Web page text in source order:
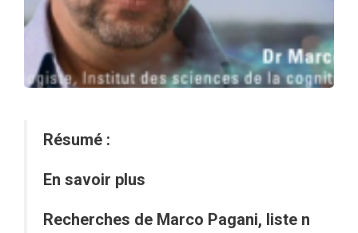
Résumé :
En savoir plus
Recherches de Marco Pagani, liste n